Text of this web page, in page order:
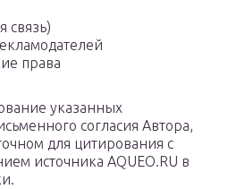
связь)
права
указанных
согласия Автора,
для цитирования с
источника AQUEO.RU в